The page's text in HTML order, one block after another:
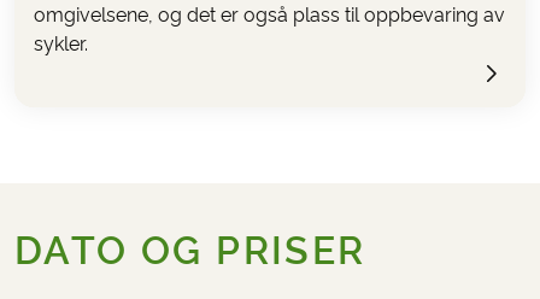
omgivelsene, og det er også plass til oppbevaring av
sykler.
DATO OG PRISER